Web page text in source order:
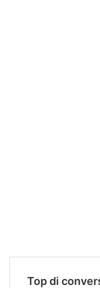
Top di